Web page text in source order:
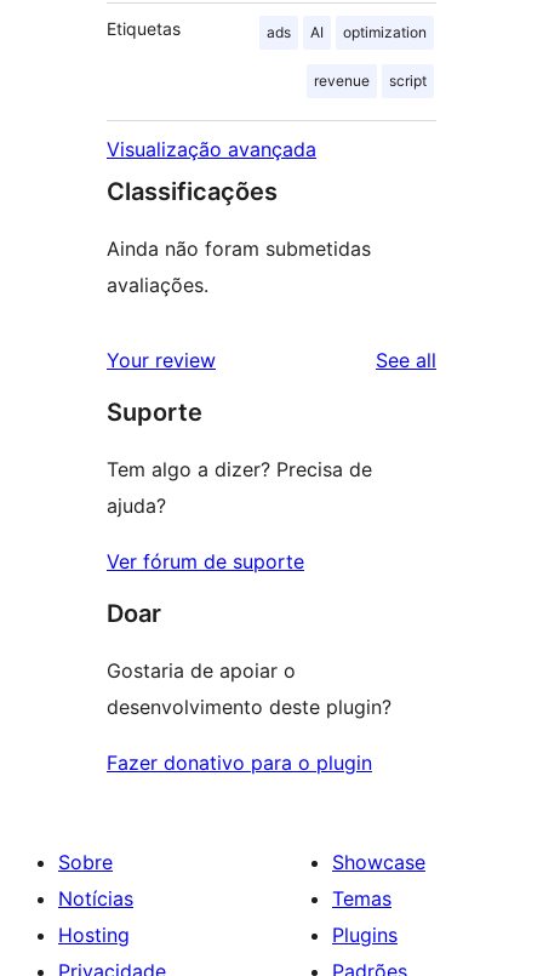
Etiquetas ads AI optimization
revenue script
Visualização avançada
Classificações
Ainda não foram submetidas
avaliações.
Your review See all
Suporte
Tem algo a dizer? Precisa de
ajuda?
Ver fórum de suporte
Doar
Gostaria de apoiar o
desenvolvimento deste plugin?
Fazer donativo para o plugin
Sobre
Notícias
Hosting
Showcase
Temas
Plugins